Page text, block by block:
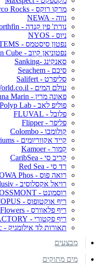
מרקו רוקס - Marco Rocks
נווה - NEWA
נורת' פין קנדה - Northfin
ניוס - NYOS
נפטון סיסטמס - NEPTUNE SYSTEMS
נפטוניאן קיוב - Neptunian Cube
סאנקינג -Sanking
סיכם - Seachem
סליפרט - Salifert
עולם המים - AquaWorld.co.il
פאונה מרין - Fauna Marin
פוליפ לאב - Polyp Lab
פלובל - FLUVAL
פליפר - Flipper
קולומבו - Colombo
קייד אקווריומים - CADE Aquariums
קמור - Kamoer
קריב סי - CaribSea
רד סי - Red Sea
רואה פוס - ROWA Phos
רויאל אקסלוסיב - Royal Exclusiv
רוסמונט - ROSSMONT
ריף אוקטופוס - REEF OCTOPUS
ריף פלאוורס - Reef Flowers
ריף פקטורי - REEF FACTORY
תאורות לד אילומגיק - Illumagic
מבצעים
מים מתוקים